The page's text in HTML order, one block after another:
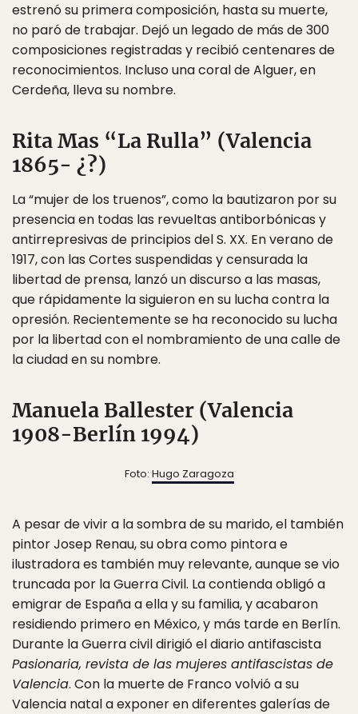
estrenó su primera composición, hasta su muerte,
no paró de trabajar. Dejó un legado de más de 300
composiciones registradas y recibió centenares de
reconocimientos. Incluso una coral de Alguer, en
Cerdeña, lleva su nombre.
Rita Mas “La Rulla” (Valencia
1865- ¿?)
La “mujer de los truenos”, como la bautizaron por su
presencia en todas las revueltas antiborbónicas y
antirrepresivas de principios del S. XX. En verano de
1917, con las Cortes suspendidas y censurada la
libertad de prensa, lanzó un discurso a las masas,
que rápidamente la siguieron en su lucha contra la
opresión. Recientemente se ha reconocido su lucha
por la libertad con el nombramiento de una calle de
la ciudad en su nombre.
Manuela Ballester (Valencia
1908-Berlín 1994)
Foto: Hugo Zaragoza
A pesar de vivir a la sombra de su marido, el también
pintor Josep Renau, su obra como pintora e
ilustradora es también muy relevante, aunque se vio
truncada por la Guerra Civil. La contienda obligó a
emigrar de España a ella y su familia, y acabaron
residiendo primero en México, y más tarde en Berlín.
Durante la Guerra civil dirigió el diario antifascista
Pasionaria, revista de las mujeres antifascistas de
Valencia. Con la muerte de Franco volvió a su
Valencia natal a exponer en diferentes galerías de